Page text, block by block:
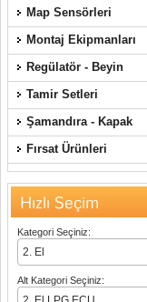
Map Sensörleri
Montaj Ekipmanları
Regülatör - Beyin
Tamir Setleri
Şamandıra - Kapak
Fırsat Ürünleri
Hızlı Seçim
Kategori Seçiniz:
Alt Kategori Seçiniz: